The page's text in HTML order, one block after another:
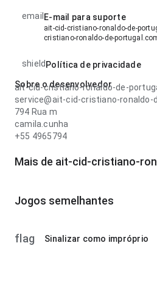
email E-mail para suporte
ait-cid-cristiano-ronaldo-de-
cristiano-ronaldo-de-
shield Política de privacidade
Sobre o desenvolvedor
ait-cid-cristiano-ronaldo-de-
service@ait-cid-cristiano-ronaldo-
794 Rua m
camila.cunha
+55 4965794
Mais de ait-cid-cristiano-
Jogos semelhantes
flag Sinalizar como impróprio